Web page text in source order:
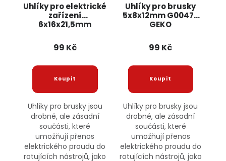
Uhlíky pro elektrické
zařízení
6x16x21,5mm
99 Kč
Uhlíky pro brusky jsou
drobné, ale zásadní
součásti, které
umožňují přenos
elektrického proudu do
rotujících nástrojů, jako
Uhlíky pro brusky
5x8x12mm G00470
GEKO
99 Kč
Uhlíky pro brusky jsou
drobné, ale zásadní
součásti, které
umožňují přenos
elektrického proudu do
rotujících nástrojů, jako